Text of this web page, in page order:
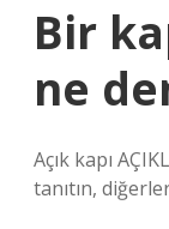
Bir
ne
Açık kapı
tanıtın,